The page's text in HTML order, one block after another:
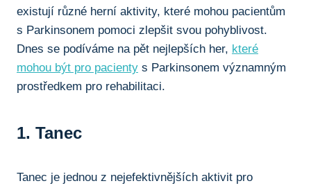
existují ⁣různé ‍herní aktivity, které mohou pacientům​
s Parkinsonem pomoci ​zlepšit svou pohyblivost.
Dnes ‍se podíváme na pět nejlepších her, které‍
mohou být pro pacienty s Parkinsonem významným
prostředkem pro rehabilitaci.
1. Tanec
Tanec je jednou z nejefektivnějších⁣ aktivit pro